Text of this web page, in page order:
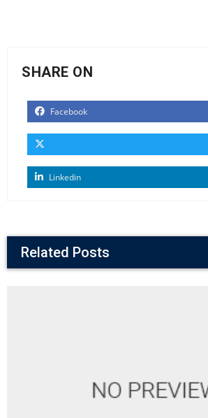
SHARE ON
Facebook
Linkedin
Related Posts